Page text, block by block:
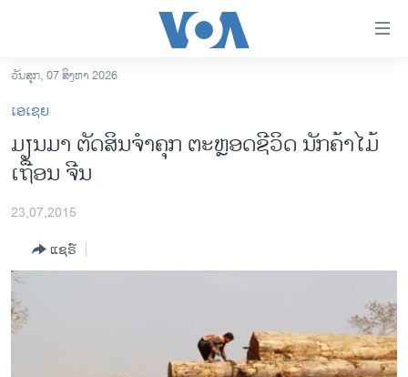
ເຂົ້າ
ຫາ
ຂ້າມ
ຂ້າມ
ຫາ
ອາເມຣິກາ
ຂ່າວ​ຈີນ
ໂລກ
ເອເຊຍ
ອິດສະຫຼະພາບດ້ານການຂ່າວ
ວັນສຸກ, 07 ສິງຫາ 2026
ເອເຊຍ
ມຽນມາ ຕັດສິນຈຳຄຸກ ຕະຫຼອດຊີວິດ ນັກຄ້າໄມ້
ເຖື່ອນ ຈີນ
23,07,2015
ແຊຣ໌